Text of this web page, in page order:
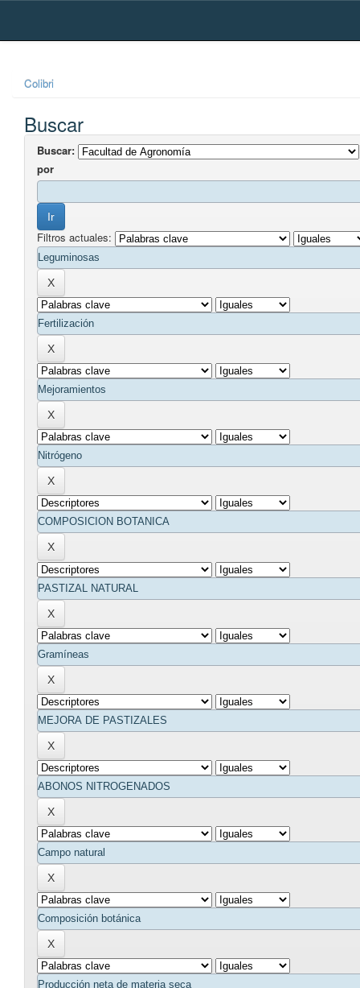
Skip
Colibri
Buscar
Buscar:
por
Filtros actuales: